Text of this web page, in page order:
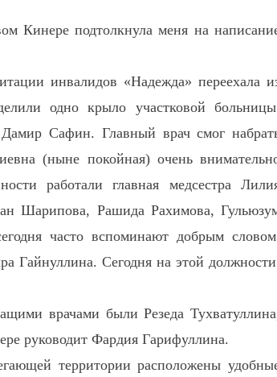
Кинере подтолкнула меня на
инвалидов «Надежда» переехала
одно крыло участковой
Сафин. Главный врач смог
(ныне покойная) очень
работали главная медсестра
Шарипова, Рашида Рахимова,
часто вспоминают добрым
Гайнуллина. Сегодня на этой должности
врачами были Резеда
руководит Фардия Гарифуллина.
территории расположены